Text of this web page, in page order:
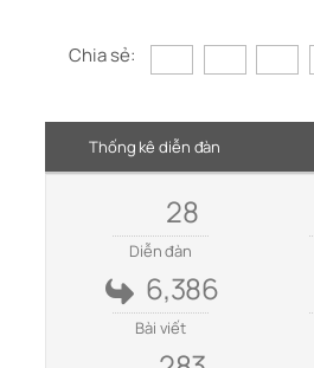
Chia sẻ:
Thống kê diễn đàn
28
Diễn đàn
6,386
Bài viết